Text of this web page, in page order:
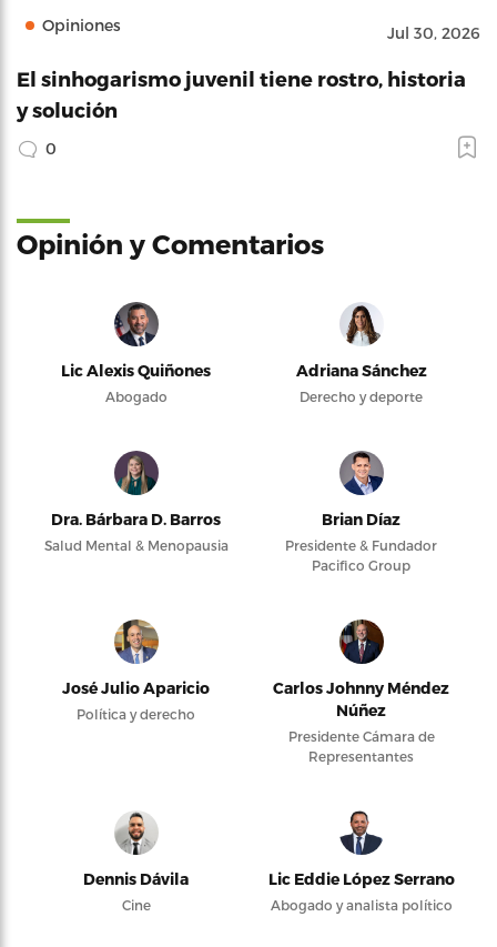
Opiniones Jul 30, 2026
El sinhogarismo juvenil tiene rostro, historia
y solución
0
Opinión y Comentarios
Lic Alexis Quiñones
Abogado
Adriana Sánchez
Derecho y deporte
Dra. Bárbara D. Barros
Salud Mental & Menopausia
Brian Díaz
Presidente & Fundador
Pacifico Group
José Julio Aparicio
Política y derecho
Carlos Johnny Méndez
Núñez
Presidente Cámara de
Representantes
Dennis Dávila
Cine
Lic Eddie López Serrano
Abogado y analista político